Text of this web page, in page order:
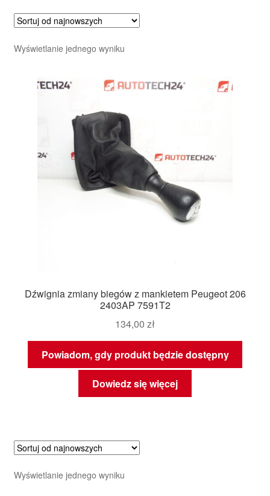
Wyświetlanie jednego wyniku
Dźwignia zmiany biegów z mankietem Peugeot 206
2403AP 7591T2
134,00 zł
Powiadom, gdy produkt będzie dostępny
Dowiedz się więcej
Wyświetlanie jednego wyniku